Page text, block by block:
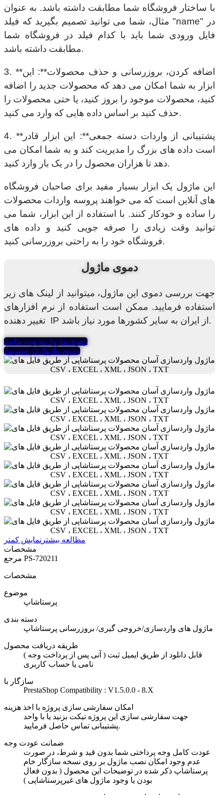
با ساختار فروشگاه شما مطابقت داشته باشد. به عنوان
مثال، شما می توانید تصمیم بگیرید که فیلد "name" در
فایل ورودی شما باید با کدام فیلد در فروشگاه شما
مطابقت داشته باشد.
3. **اضافه کردن، بروزرسانی و حذف محصولات**: این
ابزار به شما امکان می دهد که محصولات جدید را اضافه
کنید، محصولات موجود را بروز کنید، یا حتی محصولات را
حذف کنید بر اساس داده هایی که وارد می کنید.
4. **پشتیبانی از واردات دسته جمعی**: این ابزار قادر
است داده های بزرگ را مدیریت کند و به شما امکان می
دهد تا هزاران محصول را در یک بار وارد کنید.
این ماژول یک ابزار بسیار مفید برای صاحبان فروشگاه
های آنلاین است که می خواهند پروسه واردات محصولات
را ساده و خودکار کنند. با استفاده از این ابزار، شما می
توانید وقت زیادی را صرفه جویی کنید و داده های
فروشگاه خود را به راحتی بروزرسانی کنید.
دموی ماژول
جهت بررسی دموی این ماژول، میتوانید از لینک های زیر
استفاده فرمایید. ممکن است استفاده از نرم افزارهای
تغییر دهنده IP از ایران به سایر کشورها مورد نیاز باشد.
دموی ماژول در وب سایت
دموی ماژول در مدیریت
مطالعه بیشتر نمایش کمتر
مشخصات
PS-720211
مشخصات
موضوع
پرستاشاپ
دسته بندی
ماژول های واردسازی/خروجی گیری/ بروزرسانی پرستاشاپ
طریقه دریافت محصول
( آنی پس از پرداخت وجه ) قابل دانلود از طریق ایمیل ثبت
نامی یا حساب کاربری
سازگار با
PrestaShop Compatibility : V1.5.0.0 - 8.X
امکان سفارشی سازی پروژه با اخذ هزینه
جهت سفارشی سازی این پروژه تیکت بزنید یا با واحد
پشتیبانی تماس حاصل فرمایید.
ضمانت عودت وجه
عودت کامل وجه پرداختی شما بدون قید و شرط، در صورت
عدم وجود امکان نصب ماژول بر روی نسخه سازگار خام
پرستاشاپ ذکر شده در توضیحات این محصول ( بدون فعال
بودن یا وجود ماژول های غیرپرستاشاپی )